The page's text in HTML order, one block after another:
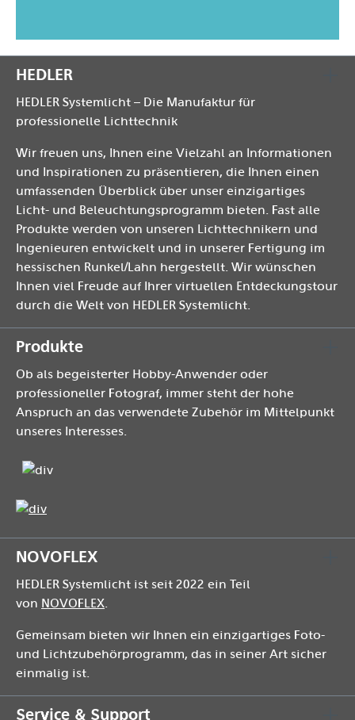
HEDLER
HEDLER Systemlicht – Die Manufaktur für
professionelle Lichttechnik
Wir freuen uns, Ihnen eine Vielzahl an Informationen
und Inspirationen zu präsentieren, die Ihnen einen
umfassenden Überblick über unser einzigartiges
Licht- und Beleuchtungsprogramm bieten. Fast alle
Produkte werden von unseren Lichttechnikern und
Ingenieuren entwickelt und in unserer Fertigung im
hessischen Runkel/Lahn hergestellt. Wir wünschen
Ihnen viel Freude auf Ihrer virtuellen Entdeckungstour
durch die Welt von HEDLER Systemlicht.
Produkte
Ob als begeisterter Hobby-Anwender oder
professioneller Fotograf, immer steht der hohe
Anspruch an das verwendete Zubehör im Mittelpunkt
unseres Interesses.
NOVOFLEX
HEDLER Systemlicht ist seit 2022 ein Teil
von NOVOFLEX.
Gemeinsam bieten wir Ihnen ein einzigartiges Foto-
und Lichtzubehörprogramm, das in seiner Art sicher
einmalig ist.
Service & Support